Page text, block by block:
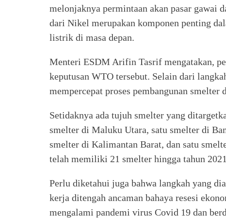
melonjaknya permintaan akan pasar gawai
dari Nikel merupakan komponen penting
listrik di masa depan.
Menteri ESDM Arifin Tasrif mengatakan,
keputusan WTO tersebut. Selain dari
mempercepat proses pembangunan smelter
Setidaknya ada tujuh smelter yang
smelter di Maluku Utara, satu smelter di
smelter di Kalimantan Barat, dan satu
telah memiliki 21 smelter hingga tahun
Perlu diketahui juga bahwa langkah yang
kerja ditengah ancaman bahaya resesi
mengalami pandemi virus Covid 19 dan